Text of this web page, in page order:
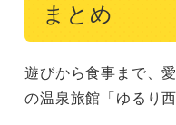
まとめ
遊びから食事まで、
の温泉旅館「ゆるり西